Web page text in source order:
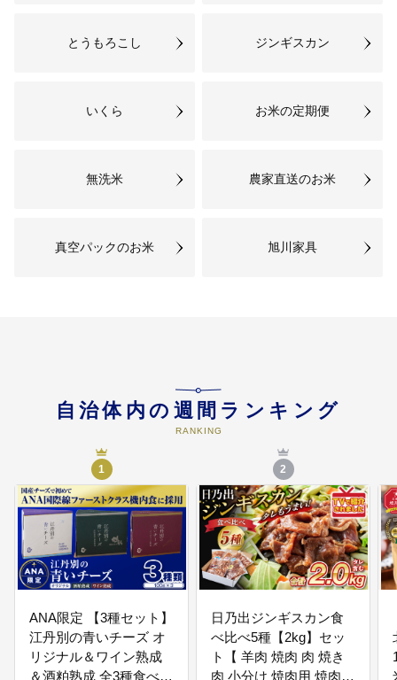
【06.雪対策への支援】
【07.アイヌ文化への支援】
【09.お年寄り、障がいのある方へ
の支援】
障がい者や高齢者、子ども、生活
に困りごとを抱えた方が安心して
暮らせるよう支援します
【10.いじめ防止対策 旭川モデル
の推進】
いじめから子どもを守り、全ての
ができる社会の実現を目指します
11 【11.鳥獣対策への支援】
とうもろこし ジンギスカン
いくら お米の定期便
無洗米 農家直送のお米
真空パックのお米 旭川家具
自治体内の週間ランキング
RANKING
1
ANA限定 【3種セット】
江丹別の青いチーズ オ
リジナル＆ワイン熟成
＆酒粕熟成 全3種食べ比
2
日乃出ジンギスカン食
べ比べ5種【2kg】セッ
ト【 羊肉 焼肉 肉 焼き
肉 小分け 焼肉用 焼肉セ